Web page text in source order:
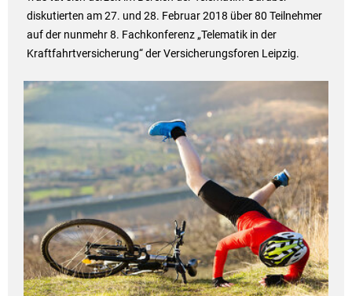
diskutierten am 27. und 28. Februar 2018 über 80 Teilnehmer
auf der nunmehr 8. Fachkonferenz „Telematik in der
Kraftfahrtversicherung“ der Versicherungsforen Leipzig.